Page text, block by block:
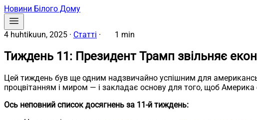
Новини Білого Дому
4 huhtikuun, 2025 · Статті · 1 min
Тиждень 11: Президент Трамп звільняє
Цей тиждень був ще одним надзвичайно успішним для
процвітанням і миром — і закладає основу для того, щоб
Ось неповний список досягнень за 11-й тиждень: